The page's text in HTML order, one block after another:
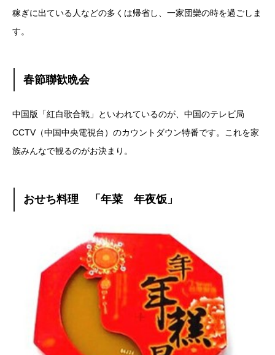
稼ぎに出ている人などの多くは帰省し、一家団欒の時を過ごしま
す。
春節聯歓晩会
中国版「紅白歌合戦」といわれているのが、中国のテレビ局
CCTV（中国中央電視台）のカウントダウン特番です。これを家
族みんなで観るのがお決まり。
おせち料理 「年菜 年夜饭」